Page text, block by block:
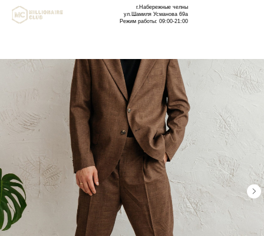
г.Набережные челны
ул.Шамиля Усманова 69а
Режим работы: 09:00-21:00